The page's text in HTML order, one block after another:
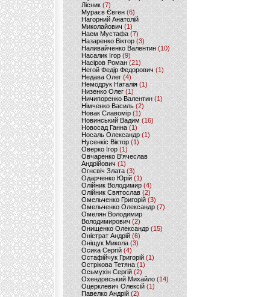
Лісник (7)
Мураєв Євген(6)
Нагорний Анатолій
Миколайович (1)
Наем Мустафа (7)
Назаренко Віктор (3)
Наливайченко Валентин (10)
Насалик Ігор(9)
Насіров Роман (21)
Негой Федір Федорович(1)
Недава Олег(4)
Немодрук Наталія(1)
Низенко Олег (1)
Ничипоренко Валентин (1)
Німченко Василь (2)
Новак Славомір (1)
Новинський Вадим (16)
Новосад Ганна (1)
Носаль Олександр (1)
Нусенкіс Віктор (1)
Оверко Ігор (1)
Овчаренко В'ячеслав
Андрійович(1)
Огнєвіч Злата (3)
Одарченко Юрій(1)
Олійник Володимир (4)
Олійник Святослав (2)
Омельченко Григорій (3)
Омельченко Олександр(7)
Омелян Володимир
Володимирович (2)
Онищенко Олександр (15)
Оністрат Андрій (6)
Оніщук Микола (3)
Осика Сергій(4)
Остафійчук Григорій(1)
Острікова Тетяна (1)
Осьмухін Сергій (2)
Охендовський Михайло (14)
Оцерклевич Олексій (1)
Павелко Андрій (2)